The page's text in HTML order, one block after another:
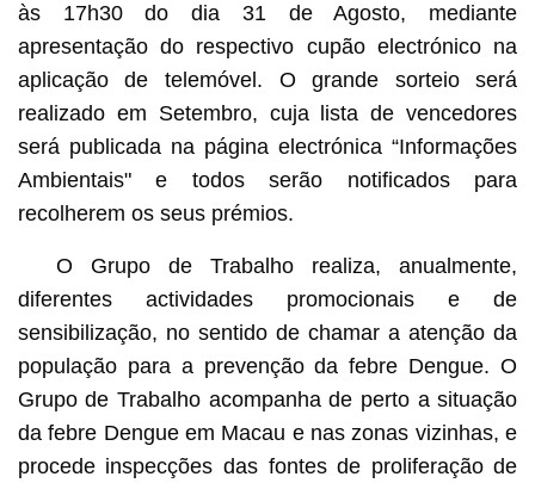
às 17h30 do dia 31 de Agosto, mediante
apresentação do respectivo cupão electrónico na
aplicação de telemóvel. O grande sorteio será
realizado em Setembro, cuja lista de vencedores
será publicada na página electrónica “Informações
Ambientais" e todos serão notificados para
recolherem os seus prémios.
O Grupo de Trabalho realiza, anualmente,
diferentes actividades promocionais e de
sensibilização, no sentido de chamar a atenção da
população para a prevenção da febre Dengue. O
Grupo de Trabalho acompanha de perto a situação
da febre Dengue em Macau e nas zonas vizinhas, e
procede inspecções das fontes de proliferação de